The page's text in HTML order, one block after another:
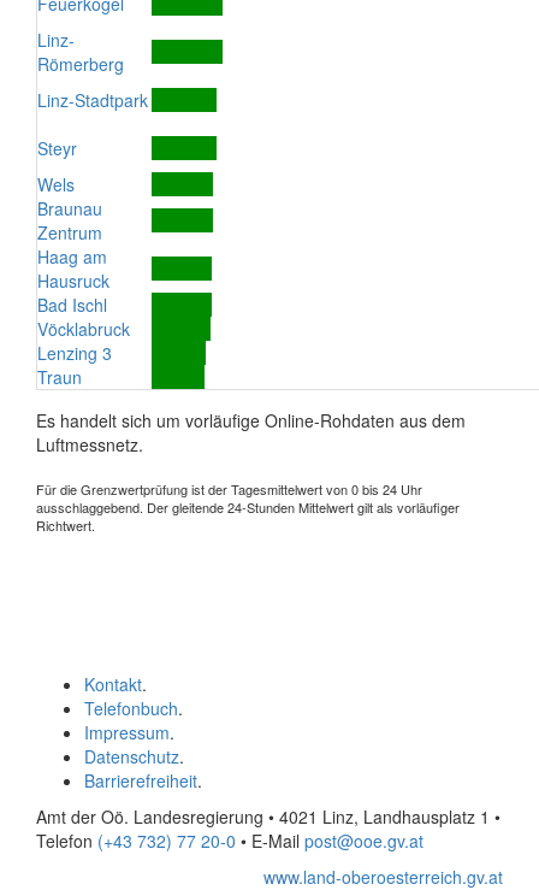
Linz-
Römerberg
Linz-Stadtpark
Steyr
Wels
Braunau
Zentrum
Haag am
Hausruck
Bad Ischl
Vöcklabruck
Lenzing 3
Traun
Es handelt sich um vorläufige Online-Rohdaten aus dem
Luftmessnetz.
Für die Grenzwertprüfung ist der Tagesmittelwert von 0 bis 24 Uhr
ausschlaggebend. Der gleitende 24-Stunden Mittelwert gilt als vorläufiger
Richtwert.
Kontakt.
Telefonbuch.
Impressum.
Datenschutz.
Barrierefreiheit.
Amt der Oö. Landesregierung • 4021 Linz, Landhausplatz 1 •
Telefon (+43 732) 77 20-0 • E-Mail post@ooe.gv.at
www.land-oberoesterreich.gv.at